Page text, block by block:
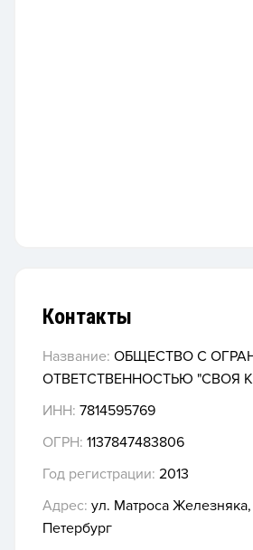
Контакты
Название: ОБЩЕСТВО С
ОТВЕТСТВЕННОСТЬЮ "СВОЯ
ИНН: 7814595769
ОГРН: 1137847483806
Год регистрации: 2013
Адрес: ул. Матроса Железняка,
Петербург